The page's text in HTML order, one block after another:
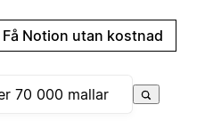
Få Notion utan kostnad